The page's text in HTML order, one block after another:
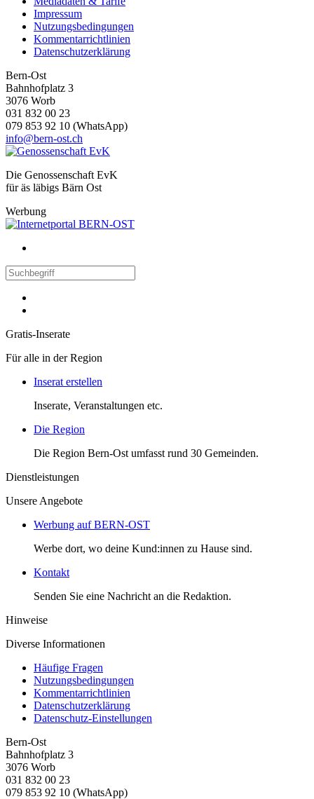
Impressum
Nutzungsbedingungen
Kommentarrichtlinien
Datenschutzerklärung
Bern-Ost
Bahnhofplatz 3
3076 Worb
031 832 00 23
079 853 92 10 (WhatsApp)
info@bern-ost.ch
Die Genossenschaft EvK
für äs läbigs Bärn Ost
Werbung
Gratis-Inserate
Für alle in der Region
Inserat erstellen
Inserate, Veranstaltungen etc.
Die Region
Die Region Bern-Ost umfasst rund 30 Gemeinden.
Dienstleistungen
Unsere Angebote
Werbung auf BERN-OST
Werbe dort, wo deine Kund:innen zu Hause sind.
Kontakt
Senden Sie eine Nachricht an die Redaktion.
Hinweise
Diverse Informationen
Häufige Fragen
Nutzungsbedingungen
Kommentarrichtlinien
Datenschutzerklärung
Datenschutz-Einstellungen
Bern-Ost
Bahnhofplatz 3
3076 Worb
031 832 00 23
079 853 92 10 (WhatsApp)